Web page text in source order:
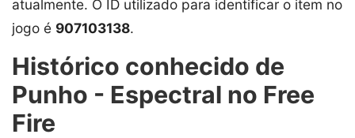
atualmente. O ID utilizado para identificar o item no
jogo é 907103138.
Histórico conhecido de
Punho - Espectral no Free
Fire